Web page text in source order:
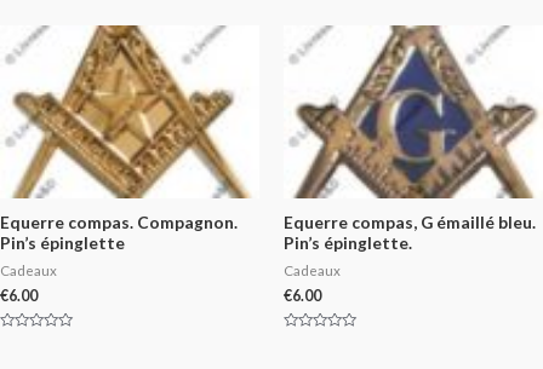
Equerre compas. Compagnon.
Pin’s épinglette
Cadeaux
€6.00
Equerre compas, G émaillé bleu.
Pin’s épinglette.
Cadeaux
€6.00